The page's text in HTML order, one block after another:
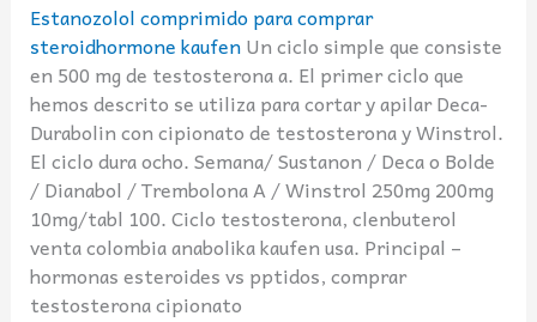
Estanozolol comprimido para comprar
steroidhormone kaufenUn ciclo simple que consiste
en 500 mg de testosterona a. El primer ciclo que
hemos descrito se utiliza para cortar y apilar Deca-
Durabolin con cipionato de testosterona y Winstrol.
El ciclo dura ocho. Semana/ Sustanon / Deca o Bolde
/ Dianabol / Trembolona A / Winstrol 250mg 200mg
10mg/tabl 100. Ciclo testosterona, clenbuterol
venta colombia anabolika kaufen usa. Principal –
hormonas esteroides vs pptidos, comprar
testosterona cipionato